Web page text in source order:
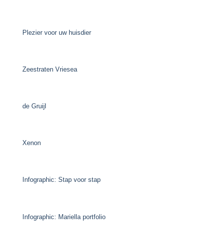
Plezier voor uw huisdier
Zeestraten Vriesea
de Gruijl
Xenon
Infographic: Stap voor stap
Infographic: Mariella portfolio